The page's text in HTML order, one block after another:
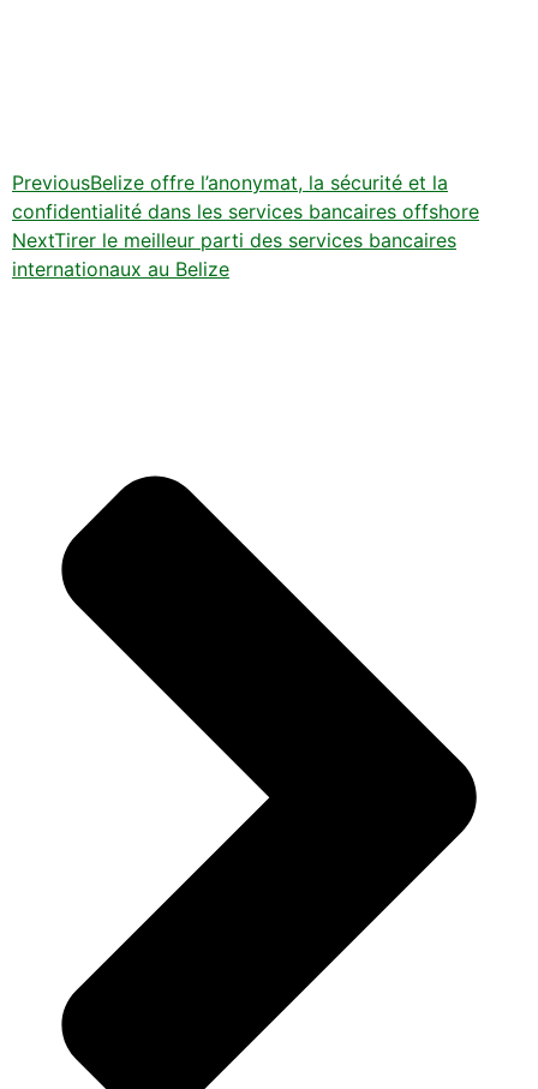
PreviousBelize offre l’anonymat, la sécurité et la
confidentialité dans les services bancaires offshore
NextTirer le meilleur parti des services bancaires
internationaux au Belize